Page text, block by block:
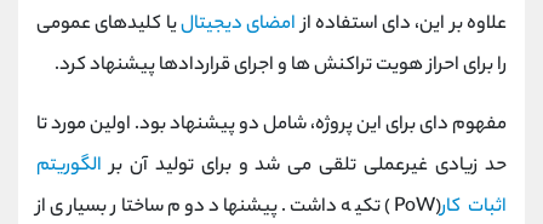
علاوه بر این، دای استفاده ازامضای دیجیتالیا کلیدهای عمومی
را برای احراز هویت تراکنش ها و اجرای قراردادها پیشنهاد کرد.
مفهوم دای برای این پروژه، شامل دو پیشنهاد بود. اولین مورد تا
حد زیادی غیرعملی تلقی می شد و برای تولید آن بر الگوریتم
اثبات کار
(PoW) تکیه داشت. پیشنهاد دوم ساختار بسیاری از